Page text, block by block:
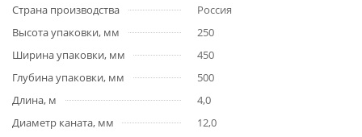
Страна производства
Россия
Высота упаковки, мм
250
Ширина упаковки, мм
450
Глубина упаковки, мм
500
Длина, м
4,0
Диаметр каната, мм
12,0